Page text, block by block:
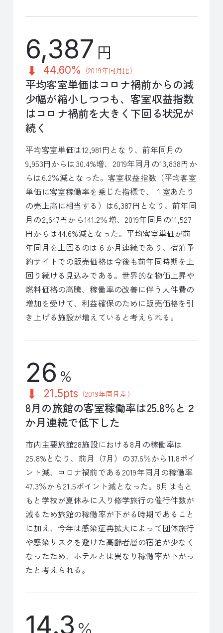
6,387 円
44.60% （2019年同月比）
平均客室単価はコロナ禍前からの減
少幅が縮小しつつも、客室収益指数
はコロナ禍前を大きく下回る状況が
続く
平均客室単価は12,981円となり、前年同月の
9,953円からは30.4%増、2019年同月の13,838円か
らは6.2％減となった。客室収益指数（平均客室
単価に客室稼働率を乗じた指標で、１室あたり
の売上高に相当する）は6,387円となり、前年同
月の2,647円から141.2％増、2019年同月の11,527
円からは44.6%減となった。平均客室単価が前
年同月を上回るのは６か月連続であり、宿泊予
約サイトでの販売価格は今後も前年同時期を上
回り続ける見込みである。世界的な物価上昇や
燃料価格の高騰、稼働率の改善に伴う人件費の
増加を受けて、利益確保のために販売価格を引
き上げる施設が増えていると考えられる。
26 %
21.5pts （2019年同月差）
8月の旅館の客室稼働率は25.8％と２
か月連続で低下した
市内主要旅館28施設における8月の稼働率は
25.8%となり、前月（7月）の37.6％から11.8ポイ
ント減、コロナ禍前である2019年同月の稼働率
47.3％から21.5ポイント減となった。8月はもと
もと学校が夏休みに入り修学旅行の催行件数が
減るため旅館の稼働率が下がる時期であること
に加え、今年は感染症再拡大によって団体旅行
や感染リスクを避けた高齢者層の宿泊が少なく
なったため、ホテルとは異なり稼働率が下がっ
たと考えられる。
14.3 ％